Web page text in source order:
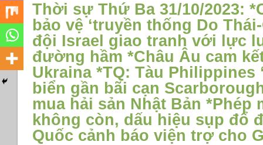
Thời sự Thứ Ba 31/10/2023:
bảo vệ ‘truyền thống Do
đội Israel giao tranh với lực
đường hầm *Châu Âu cam
Ukraina *TQ: Tàu Philippines
biển gần bãi cạn
mua hải sản Nhật Bản *Phép
không còn, dấu hiệu sụp đổ
Quốc cảnh báo viện trợ cho